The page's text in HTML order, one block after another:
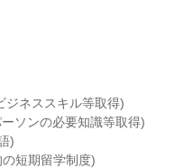
ジネススキル等取得)
ソンの必要知識等取得)
)
短期留学制度)